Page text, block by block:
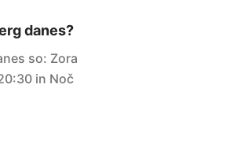
danes?
so: Zora
in Noč